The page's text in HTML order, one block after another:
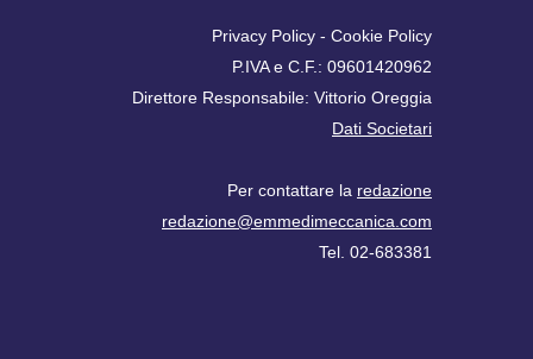
Privacy Policy - Cookie Policy
P.IVA e C.F.: 09601420962
Direttore Responsabile: Vittorio Oreggia
Dati Societari
Per contattare la redazione
redazione@emmedimeccanica.com
Tel. 02-683381